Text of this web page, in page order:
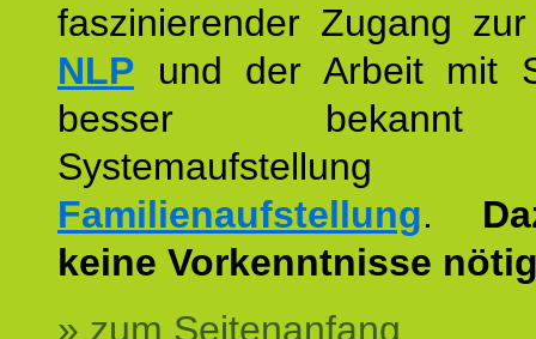
faszinierender Zugang
NLP und der Arbeit mit
besser
Familienaufstellung.
keine Vorkenntnisse
» zum Seitenanfang